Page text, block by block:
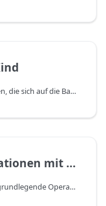
In diesem Artikel finden Sie Methoden, die sich auf die Baumstruktur der Gantt-Diagramm-Aufgaben beziehen.
mit Aufgaben
In diesem Kapitel lernen Sie, wie Sie grundlegende Operationen mit Aufgaben durchführen: eine Aufgabe erstellen oder löschen und eine Eigenschaft einer Aufgabe dynamisch aktualisieren.